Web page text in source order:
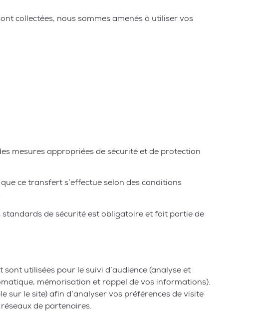
collectées, nous sommes amenés à utiliser vos
mesures appropriées de sécurité et de protection
ce transfert s’effectue selon des conditions
standards de sécurité est obligatoire et fait partie de
utilisées pour le suivi d’audience (analyse et
mémorisation et rappel de vos informations).
sur le site) afin d’analyser vos préférences de visite
de partenaires.